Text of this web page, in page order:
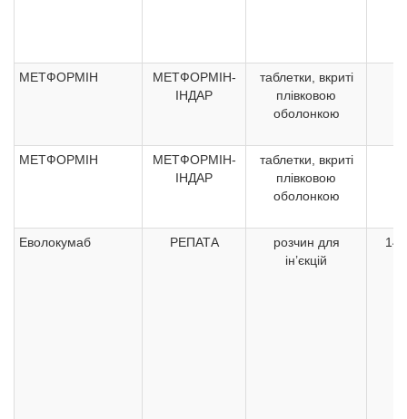
МЕТФОРМІН
МЕТФОРМІН-
ІНДАР
таблетки, вкриті
плівковою
оболонкою
МЕТФОРМІН
МЕТФОРМІН-
ІНДАР
таблетки, вкриті
плівковою
оболонкою
Еволокумаб РЕПАТА
розчин для
ін’єкцій